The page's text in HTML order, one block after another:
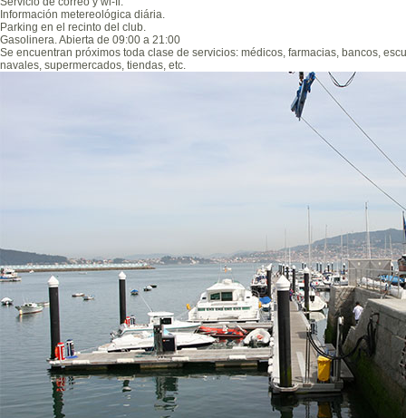
Información metereológica diária.
Parking en el recinto del club.
Gasolinera. Abierta de 09:00 a 21:00
Se encuentran próximos toda clase de servicios: médicos, farmacias, bancos,
navales, supermercados, tiendas, etc.